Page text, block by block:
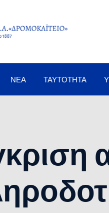
ΝΈΑ ΤΑΥΤΌΤΗΤΑ